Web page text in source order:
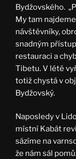
Bydžovského.
My tam
návštěvníky,
snadným
restauraci a
Tibetu. V létě
totiž chystá v
Bydžovský.
Naposledy v
místní Kabát
sázíme na
že nám sál